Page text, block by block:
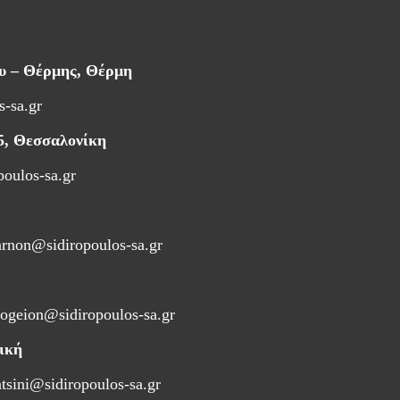
– Θέρμης, Θέρμη
sa.gr
Θεσσαλονίκη
sa.gr
sa.gr
sa.gr
sa.gr